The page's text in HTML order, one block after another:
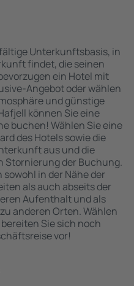
Unterkunftsbasis, in
findet, die seinen
ein Hotel mit
Angebot oder wählen
und günstige
können Sie eine
buchen! Wählen Sie eine
des Hotels sowie die
aus und die
Stornierung der Buchung.
in der Nähe der
als auch abseits der
Aufenthalt und als
anderen Orten. Wählen
Sie sich noch
vor!